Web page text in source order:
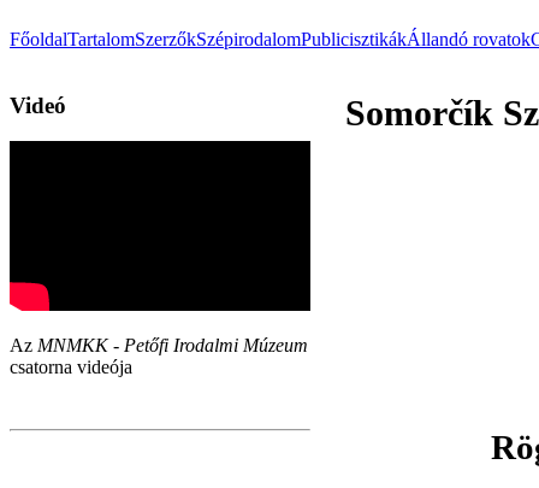
FőoldalTartalomSzerzőkSzépirodalomPublicisztikákÁllandó rovatok
Videó
Az MNMKK - Petőfi Irodalmi Múzeum
csatorna videója
Somorčík